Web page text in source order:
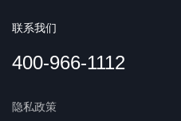
联系我们
400-966-1112
隐私政策